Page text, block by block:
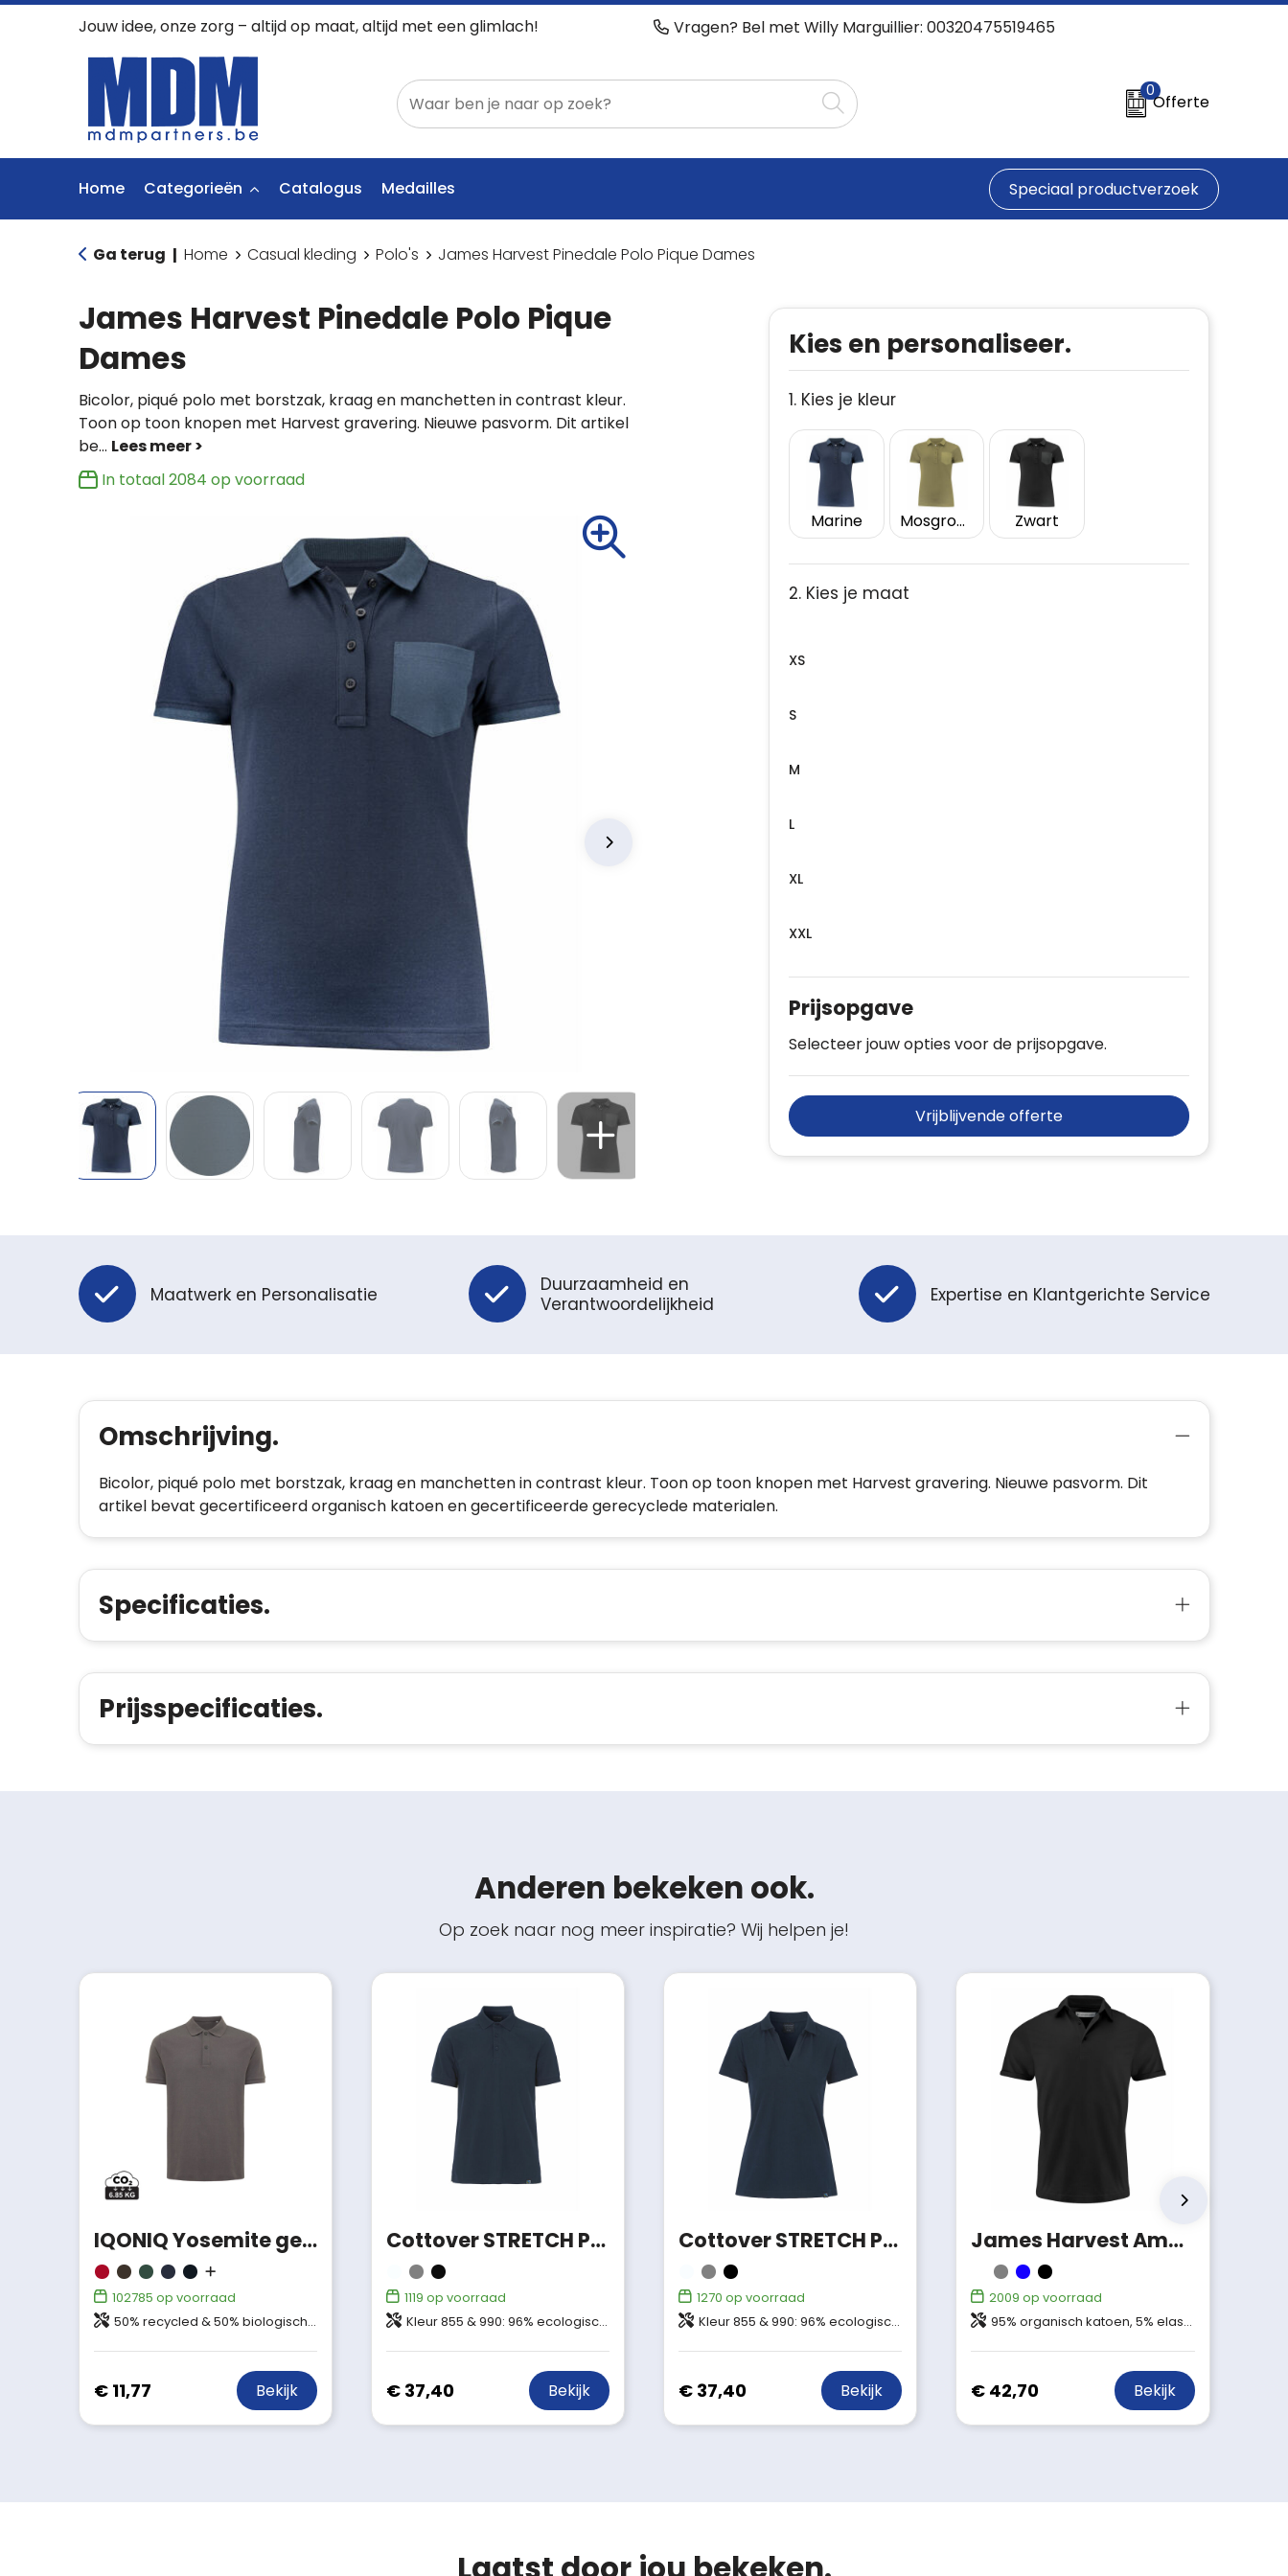
Jouw idee, onze zorg – altijd op maat, altijd met een glimlach! Vragen? Bel met Willy Marguillier: 00320475519465
0
Offerte
Home Categorieën Catalogus Medailles Speciaal productverzoek
Ga terug | Home Casual kleding Polo's James Harvest Pinedale Polo Pique Dames
James Harvest Pinedale Polo Pique
Dames
Bicolor, piqué polo met borstzak, kraag en manchetten in contrast kleur.
Toon op toon knopen met Harvest gravering. Nieuwe pasvorm. Dit artikel
be...
In totaal2084 op voorraad
Kies en personaliseer.
1. Kies je kleur
Marine Mosgroen Zwart
2. Kies je maat
XS
S
M
L
XL
XXL
Prijsopgave
Selecteer jouw opties voor de prijsopgave.
Vrijblijvende offerte
Maatwerk en Personalisatie
Duurzaamheid en
Verantwoordelijkheid
Expertise en Klantgerichte Service
Omschrijving.
Bicolor, piqué polo met borstzak, kraag en manchetten in contrast kleur. Toon op toon knopen met Harvest gravering. Nieuwe pasvorm. Dit
artikel bevat gecertificeerd organisch katoen en gecertificeerde gerecyclede materialen.
Specificaties.
Prijsspecificaties.
Anderen bekeken ook.
Op zoek naar nog meer inspiratie? Wij helpen je!
IQONIQ Yosemite gerecycled katoen pique polo
102785 op voorraad
50% recycled & 50% biologisch katoen
€ 11,77 Bekijk
Cottover STRETCH POLO PIQUE MEN - GOTS GECERTIFICEERD
1119 op voorraad
Kleur 855 & 990: 96% ecologisch Fairtrade katoen 4% elastaan Kleur 955: 90% ecologisch Fairtrade katoen 6% viscose, 4% elastaan
€ 37,40 Bekijk
Cottover STRETCH POLO PIQUE LADY - GOTS GECERTIFICEERD
1270 op voorraad
Kleur 855 & 990: 96% ecologisch Fairtrade katoen 4% elastaan Kleur 955: 90% ecologisch Fairtrade katoen 6% viscose, 4% elastaan
€ 37,40 Bekijk
James Harvest American Supreme Polo Heren
2009 op voorraad
95% organisch katoen, 5% elastaan
€ 42,70 Bekijk